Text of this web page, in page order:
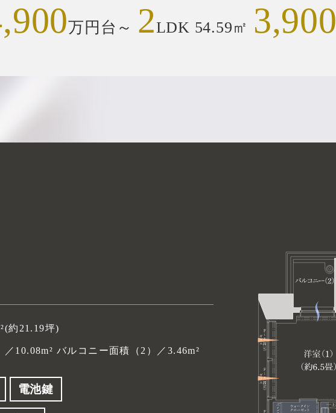
万円台～ 2LDK 54.59㎡ 3,900
約21.19坪)
10.08m² バルコニー面積（2）／3.46m²
電池鍵